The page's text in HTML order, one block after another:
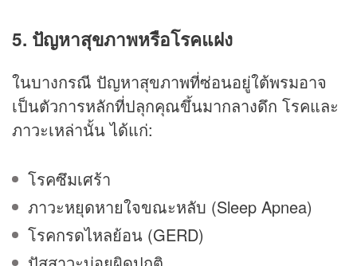
5. ปัญหาสุขภาพหรือโรคแฝง
ในบางกรณี ปัญหาสุขภาพที่ซ่อนอยู่ใต้พรมอาจ
เป็นตัวการหลักที่ปลุกคุณขึ้นมากลางดึก โรคและ
ภาวะเหล่านั้น ได้แก่:
โรคซึมเศร้า
ภาวะหยุดหายใจขณะหลับ (Sleep Apnea)
โรคกรดไหลย้อน (GERD)